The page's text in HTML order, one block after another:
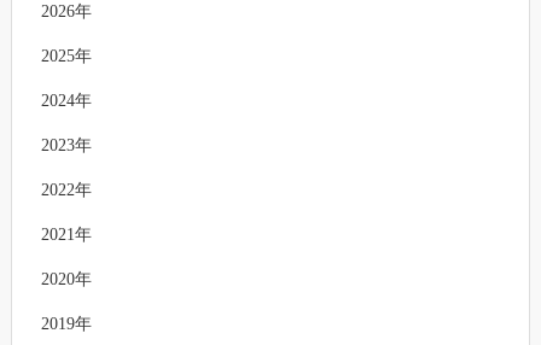
2026年
2025年
2024年
2023年
2022年
2021年
2020年
2019年